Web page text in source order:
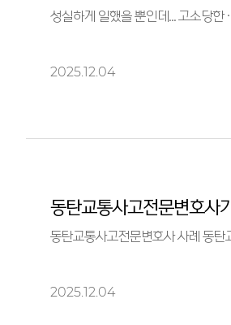
성실하게 일했을 뿐인데... 고소당한
2025.12.04
동탄교통사고전문변호사
동탄교
2025.12.04